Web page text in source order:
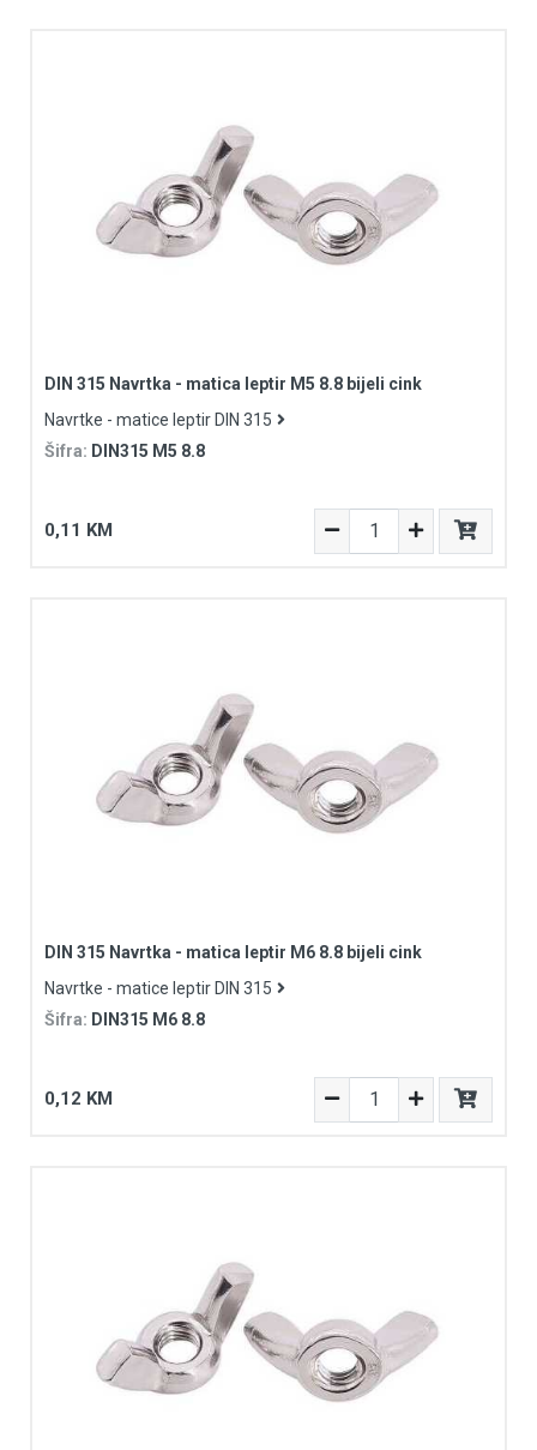
DIN 315 Navrtka - matica leptir M5 8.8 bijeli cink
Navrtke - matice leptir DIN 315
Šifra: DIN315 M5 8.8
0,11 KM
DIN 315 Navrtka - matica leptir M6 8.8 bijeli cink
Navrtke - matice leptir DIN 315
Šifra: DIN315 M6 8.8
0,12 KM